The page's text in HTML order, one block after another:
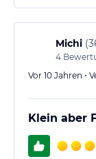
Michi (
4
Vor 10 Jahren •
Klein aber